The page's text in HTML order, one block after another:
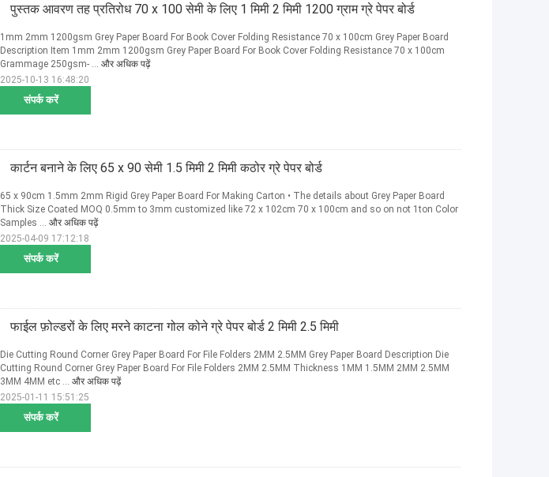
पुस्तक आवरण तह प्रतिरोध 70 x 100 सेमी के लिए 1 मिमी 2 मिमी 1200 ग्राम ग्रे पेपर बोर्ड
संपर्क करें
1mm 2mm 1200gsm Grey Paper Board For Book Cover Folding Resistance 70 x 100cm Grey Paper Board
Description Item 1mm 2mm 1200gsm Grey Paper Board For Book Cover Folding Resistance 70 x 100cm
Grammage 250gsm- ... और अधिक पढ़ें
2025-10-13 16:48:20
कार्टन बनाने के लिए 65 x 90 सेमी 1.5 मिमी 2 मिमी कठोर ग्रे पेपर बोर्ड
संपर्क करें
65 x 90cm 1.5mm 2mm Rigid Grey Paper Board For Making Carton • The details about Grey Paper Board
Thick Size Coated MOQ 0.5mm to 3mm customized like 72 x 102cm 70 x 100cm and so on not 1ton Color
Samples ... और अधिक पढ़ें
2025-04-09 17:12:18
फाईल फ़ोल्डरों के लिए मरने काटना गोल कोने ग्रे पेपर बोर्ड 2 मिमी 2.5 मिमी
संपर्क करें
Die Cutting Round Corner Grey Paper Board For File Folders 2MM 2.5MM Grey Paper Board Description Die
Cutting Round Corner Grey Paper Board For File Folders 2MM 2.5MM Thickness 1MM 1.5MM 2MM 2.5MM
3MM 4MM etc ... और अधिक पढ़ें
2025-01-11 15:51:25